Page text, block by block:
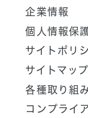
ライフカード
AGペイメン
AGビジネス
AGメディカ
AGクラウド
AGレンディ
企業情報
個人情報保
サイトポリ
サイトマップ
各種取り組
コンプライ